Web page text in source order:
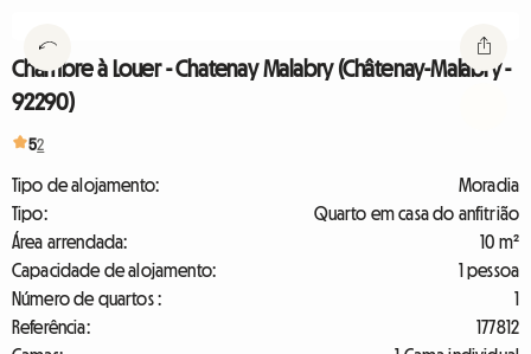
Chambre à Louer - Chatenay Malabry (Châtenay-Malabry -
92290)
52
Tipo de alojamento:
Moradia
Tipo:
Quarto em casa do anfitrião
Área arrendada:
10 m²
Capacidade de alojamento:
1 pessoa
Número de quartos :
1
Referência:
177812